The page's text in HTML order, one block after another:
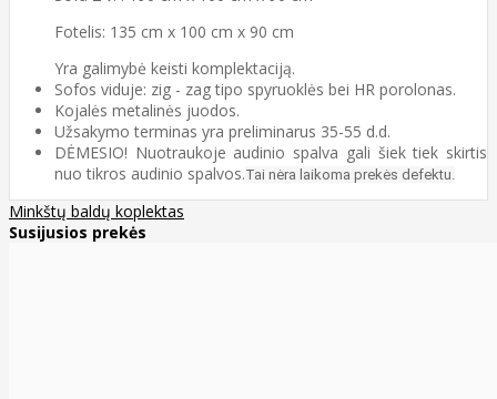
Fotelis: 135 cm x 100 cm x 90 cm
Yra galimybė keisti komplektaciją.
Sofos viduje: zig - zag tipo spyruoklės bei HR porolonas.
Kojalės metalinės juodos.
Užsakymo terminas yra preliminarus 35-55 d.d.
DĖMESIO! Nuotraukoje audinio spalva gali šiek tiek skirtis
nuo tikros audinio spalvos.Tai nėra laikoma prekės defektu.
Minkštų baldų koplektas
Susijusios prekės